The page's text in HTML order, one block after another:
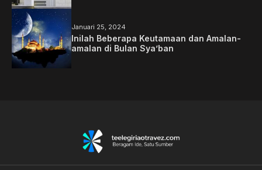
Januari 25, 2024
Inilah Beberapa Keutamaan dan Amalan-
amalan di Bulan Sya’ban